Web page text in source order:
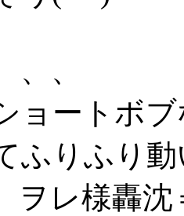
、、
ョートボ
ふりふり
ヲレ様轟